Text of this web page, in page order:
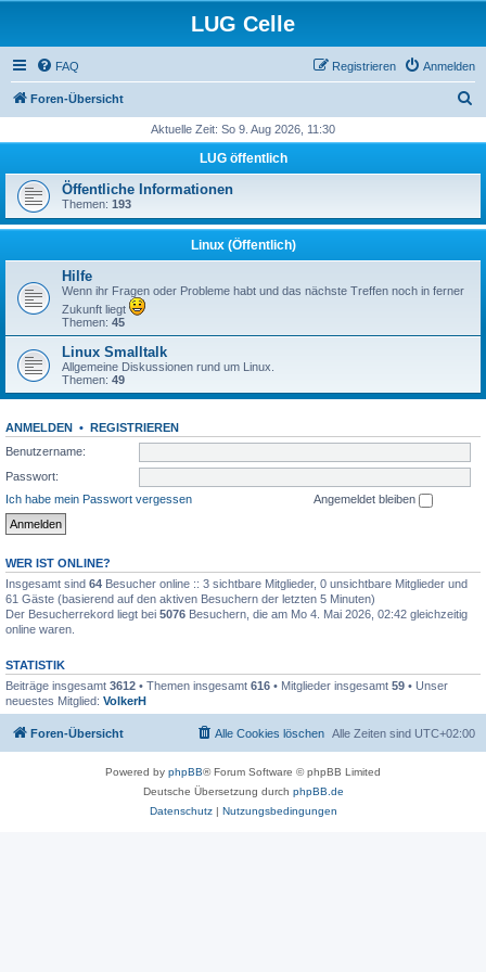
LUG Celle
FAQ Anmelden
Registrieren
Foren-Übersicht
h
Aktuelle Zeit: So 9. Aug 2026, 11:30
LUG öffentlich
Öffentliche Informationen
Themen: 193
Linux (Öffentlich)
Hilfe
Wenn ihr Fragen oder Probleme habt und das nächste Treffen noch in ferner
Zukunft liegt
Themen: 45
Linux Smalltalk
Allgemeine Diskussionen rund um Linux.
Themen: 49
ANMELDEN • REGISTRIEREN
Benutzername:
Passwort:
Ich habe mein Passwort vergessen
Angemeldet bleiben
WER IST ONLINE?
Insgesamt sind 64 Besucher online :: 3 sichtbare Mitglieder, 0 unsichtbare Mitglieder und
61 Gäste (basierend auf den aktiven Besuchern der letzten 5 Minuten)
Der Besucherrekord liegt bei 5076 Besuchern, die am Mo 4. Mai 2026, 02:42 gleichzeitig
online waren.
STATISTIK
Beiträge insgesamt 3612 • Themen insgesamt 616 • Mitglieder insgesamt 59 • Unser
neuestes Mitglied: VolkerH
Foren-Übersicht Alle Zeiten sind UTC+02:00
Alle Cookies löschen
Powered by phpBB® Forum Software © phpBB Limited
Deutsche Übersetzung durch phpBB.de
Datenschutz| Nutzungsbedingungen